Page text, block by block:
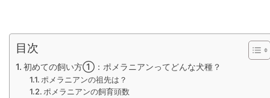
目次
初めての飼い方①：ポメラニアンってどんな犬種？
ポメラニアンの祖先は？
ポメラニアンの飼育頭数